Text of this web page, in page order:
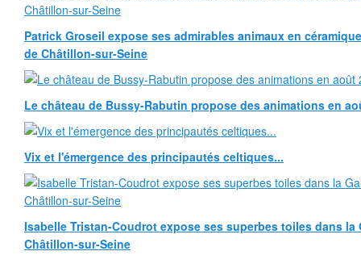
Patrick Groseil expose ses admirables animaux en
de Châtillon-sur-Seine
Le château de Bussy-Rabutin propose des animations en
Vix et l'émergence des principautés celtiques...
Isabelle Tristan-Coudrot expose ses superbes toiles dans la
Châtillon-sur-Seine